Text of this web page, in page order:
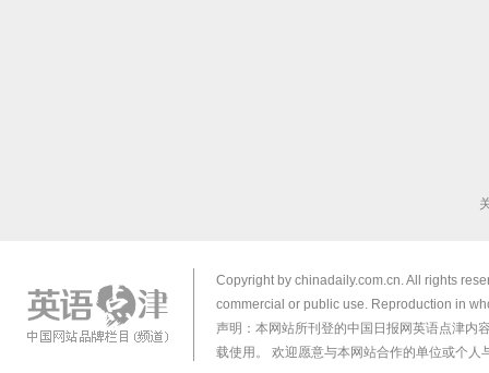
Copyright by chinadaily.com.cn. All rights
commercial or public use. Reproduction in
声明：本网站所刊登的中国日报网英语点津内
载使用。 欢迎愿意与本网站合作的单位或个人